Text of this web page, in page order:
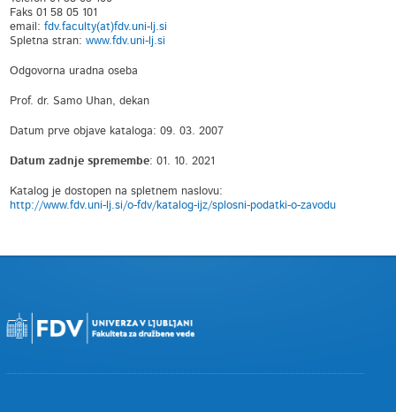
Faks 01 58 05 101
email:fdv.faculty(at)fdv.uni-lj.si
Spletna stran:www.fdv.uni-lj.si
Odgovorna uradna oseba
Prof. dr. Samo Uhan, dekan
Datum prve objave kataloga: 09. 03. 2007
Datum zadnje spremembe: 01. 10. 2021
Katalog je dostopen na spletnem naslovu:
http://www.fdv.uni-lj.si/o-fdv/katalog-ijz/splosni-podatki-o-zavodu